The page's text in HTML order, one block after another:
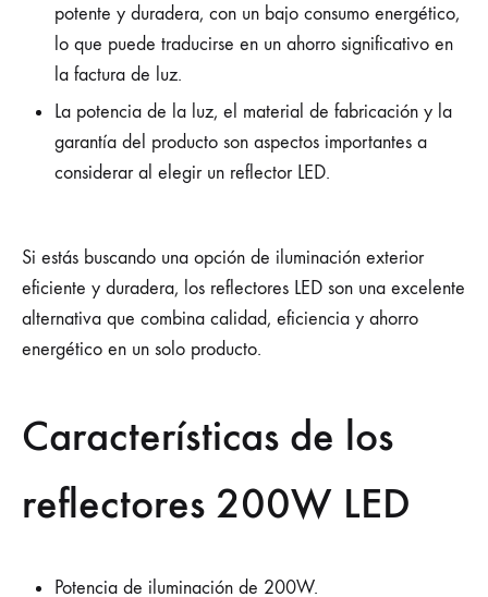
potente y duradera, con un bajo consumo energético,
lo que puede traducirse en un ahorro significativo en
la factura de luz.
La potencia de la luz, el material de fabricación y la
garantía del producto son aspectos importantes a
considerar al elegir un reflector LED.
Si estás buscando una opción de iluminación exterior
eficiente y duradera, los reflectores LED son una excelente
alternativa que combina calidad, eficiencia y ahorro
energético en un solo producto.
Características de los
reflectores 200W LED
Potencia de iluminación de 200W.